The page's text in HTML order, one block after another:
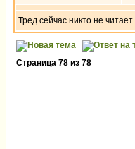
Тред сейчас никто не читает.
Страница 78 из 78